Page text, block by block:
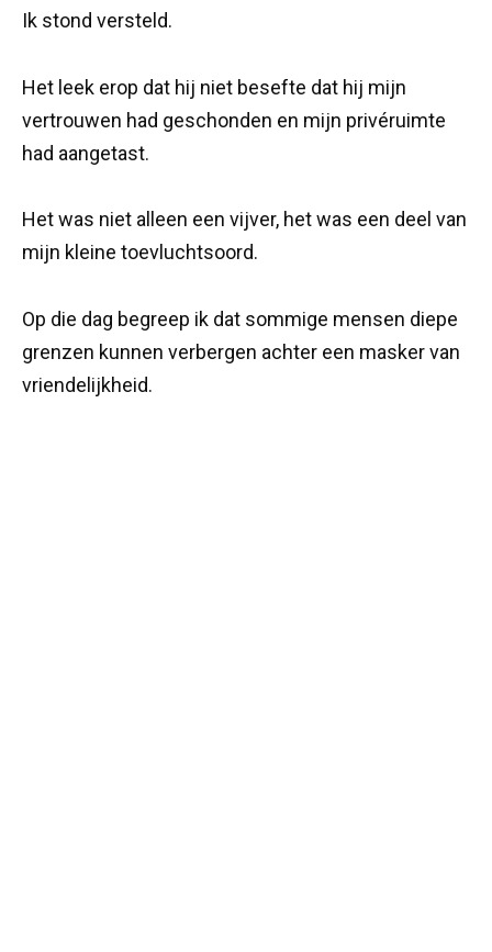
Ik stond versteld.
Het leek erop dat hij niet besefte dat hij mijn
vertrouwen had geschonden en mijn privéruimte
had aangetast.
Het was niet alleen een vijver, het was een deel van
mijn kleine toevluchtsoord.
Op die dag begreep ik dat sommige mensen diepe
grenzen kunnen verbergen achter een masker van
vriendelijkheid.